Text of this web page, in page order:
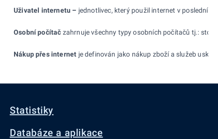
Uživatel internetu – jednotlivec, který použil internet v posledních
Osobní počítač zahrnuje všechny typy osobních počítačů tj.:
Nákup přes internet je definován jako nákup zboží a služeb
Statistiky
Databáze a aplikace